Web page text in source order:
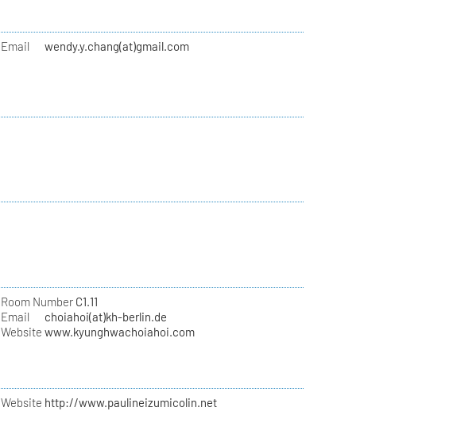
Email wendy.y.chang(at)gmail.com
Room NumberC1.11
Email
choiahoi(at)kh-berlin.de
Website www.kyunghwachoiahoi.com
Website http://www.paulineizumicolin.net